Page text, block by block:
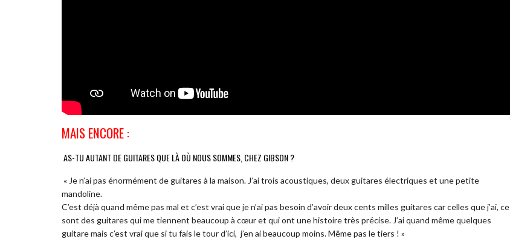
MAIS ENCORE :
AS-TU AUTANT DE GUITARES QUE LÀ OÙ NOUS SOMMES, CHEZ GIBSON ?
« Je n’ai pas énormément de guitares à la maison. J’ai trois acoustiques, deux guitares électriques et une petite
mandoline.
C’est déjà quand même pas mal et c’est vrai que je n’ai pas besoin d’avoir deux cents milles guitares car celles que j’ai, ce
sont des guitares qui me tiennent beaucoup à cœur et qui ont une histoire très précise. J’ai quand même quelques
guitare mais c’est vrai que si tu fais le tour d’ici, j’en ai beaucoup moins. Même pas le tiers ! »